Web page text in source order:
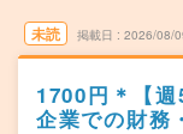
未読 掲載日 2026/08/
1700円＊【
企業での財務